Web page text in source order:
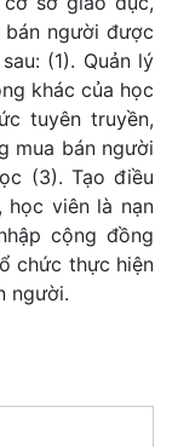
người được
(1). Quản lý
khác của học
tuyên truyền,
mua bán người
(3). Tạo điều
học viên là nạn
cộng đồng
chức thực hiện
người.